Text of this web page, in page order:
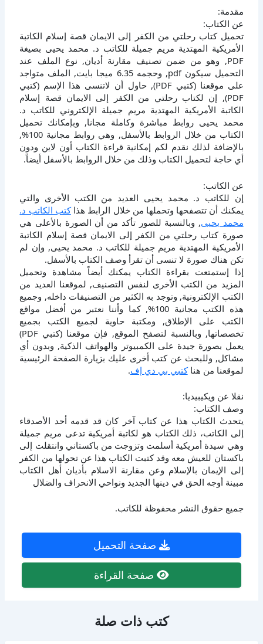
مقدمة:
عن الكتاب:
تحميل كتاب رحلتي من الكفر إلى الايمان قصة إسلام الكاتبة
الأمريكية المهتدية مريم جميلة للكاتب د. محمد يحيى بصيغة
PDF, وهو من ضمن تصنيف مقارنة أديان, نوع الملف عند
التحميل سيكون pdf, وحجمه 6.35 ميجا بايت, الملف متواجد
على موقعنا (كتبي PDF), حاول أن لاتنسى هذا الإسم (كتبي
PDF), إن لكتاب رحلتي من الكفر إلى الايمان قصة إسلام
الكاتبة الأمريكية المهتدية مريم جميلة الإلكتروني للكاتب د.
محمد يحيى روابط مباشرة وكاملة مجانا, وبإمكانك تحميل
الكتاب من خلال الروابط بالأسفل, وهي روابط مجانية 100%,
بالإضافة لذلك نقدم لكم إمكانية قراءة الكتاب أون لاين ودون
أي حاجة لتحميل الكتاب وذلك من خلال الروابط بالأسفل أيضاً.
عن الكاتب:
إن للكاتب د. محمد يحيى العديد من الكتب الأخرى والتي
يمكنك أن تتصفحها وتحملها من خلال الرابط هذاكتب الكاتب د.
محمد يحيى, وبالنسبة للصور تأكد من أن الصورة بالأعلى هي
صورة كتاب رحلتي من الكفر إلى الايمان قصة إسلام الكاتبة
الأمريكية المهتدية مريم جميلة للكاتب د. محمد يحيى, وإن لم
تكن هناك صورة لا تنسى أن تقرأ وصف الكتاب بالأسفل.
إذا إستمتعت بقراءة الكتاب يمكنك أيضاً مشاهدة وتحميل
المزيد من الكتب الأخرى لنفس التصنيف, لموقعنا العديد من
الكتب الإلكترونية, وتوجد به الكثير من التصنيفات داخله, وجميع
هذه الكتب مجانية 100%, كما وأننا نعتبر من أفضل مواقع
الكتب على الإطلاق, ومكتبة حاوية لجميع الكتب بجميع
تخصصاتها, وبالنسبة لتصفح الموقع, فإن موقعنا (كتبي PDF)
يعمل بصورة جيدة على الكمبيوتر والهواتف الذكية, وبدون أي
مشاكل, وللبحث عن كتب أخرى عليك بزيارة الصفحة الرئيسية
لموقعنا من هناكتبي بي دي إف.
نقلا عن ويكيبيديا:
وصف الكتاب:
يتحدث الكتاب هذا عن كتاب آخر كان قد قدمه أحد الأصدقاء
إلى الكاتب، ذلك الكتاب هو لكاتبة أمريكية تدعى مريم جميلة
وهي سيدة أمريكية أسلمت وتزوجت من باكستاني وانتقلت إلى
باكستان للعيش معه وقد كتبت الكتاب هذا عن تحولها من الكفر
إلى الإيمان بالإسلام وعن مقارنة الاسلام بأديان أهل الكتاب
مبينة أوجه الحق في دينها الجديد ونواحي الانحراف والضلال
جميع حقوق النشر محفوظة للكاتب.
صفحة التحميل
صفحة القراءة
كتب ذات صلة